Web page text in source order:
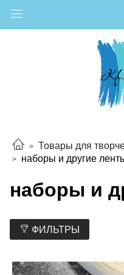
Товары для
наборы и другие
наборы и
ФИЛЬТРЫ